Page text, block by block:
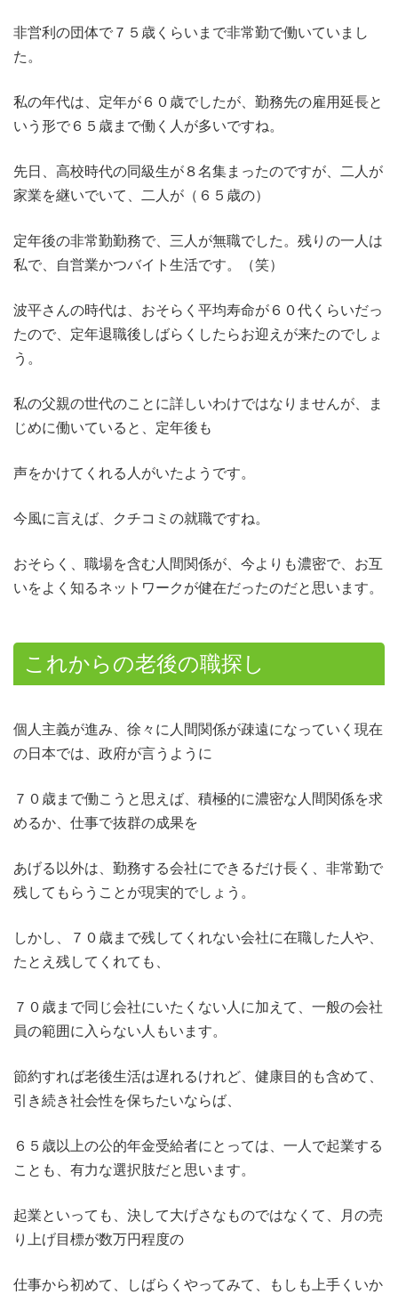
非営利の団体で７５歳くらいまで非常勤で働いていまし
た。
私の年代は、定年が６０歳でしたが、勤務先の雇用延長と
いう形で６５歳まで働く人が多いですね。
先日、高校時代の同級生が８名集まったのですが、二人が
家業を継いでいて、二人が（６５歳の）
定年後の非常勤勤務で、三人が無職でした。残りの一人は
私で、自営業かつバイト生活です。（笑）
波平さんの時代は、おそらく平均寿命が６０代くらいだっ
たので、定年退職後しばらくしたらお迎えが来たのでしょ
う。
私の父親の世代のことに詳しいわけではなりませんが、ま
じめに働いていると、定年後も
声をかけてくれる人がいたようです。
今風に言えば、クチコミの就職ですね。
おそらく、職場を含む人間関係が、今よりも濃密で、お互
いをよく知るネットワークが健在だったのだと思います。
これからの老後の職探し
個人主義が進み、徐々に人間関係が疎遠になっていく現在
の日本では、政府が言うように
７０歳まで働こうと思えば、積極的に濃密な人間関係を求
めるか、仕事で抜群の成果を
あげる以外は、勤務する会社にできるだけ長く、非常勤で
残してもらうことが現実的でしょう。
しかし、７０歳まで残してくれない会社に在職した人や、
たとえ残してくれても、
７０歳まで同じ会社にいたくない人に加えて、一般の会社
員の範囲に入らない人もいます。
節約すれば老後生活は遅れるけれど、健康目的も含めて、
引き続き社会性を保ちたいならば、
６５歳以上の公的年金受給者にとっては、一人で起業する
ことも、有力な選択肢だと思います。
起業といっても、決して大げさなものではなくて、月の売
り上げ目標が数万円程度の
仕事から初めて、しばらくやってみて、もしも上手くいか